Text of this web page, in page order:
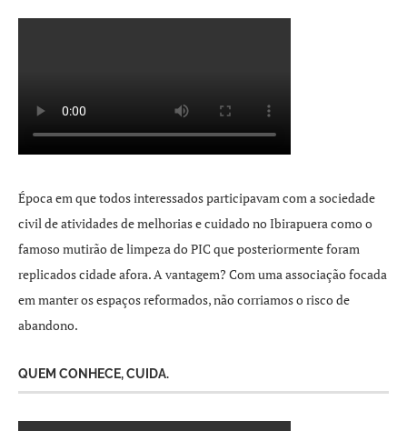
Época em que todos interessados participavam com a sociedade
civil de atividades de melhorias e cuidado no Ibirapuera como o
famoso mutirão de limpeza do PIC que posteriormente foram
replicados cidade afora. A vantagem? Com uma associação focada
em manter os espaços reformados, não corriamos o risco de
abandono.
QUEM CONHECE, CUIDA.